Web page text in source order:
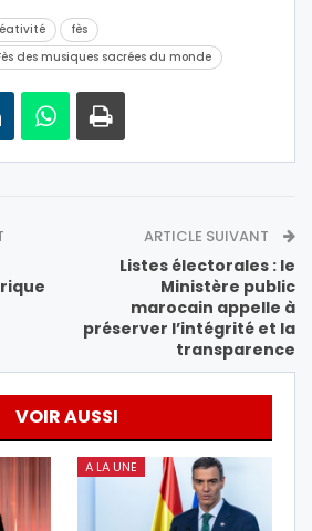
fès
des musiques sacrées du monde
ARTICLE SUIVANT
Listes électorales : le
Ministère public
marocain appelle à
préserver l’intégrité et la
transparence
VOIR AUSSI
A LA UNE